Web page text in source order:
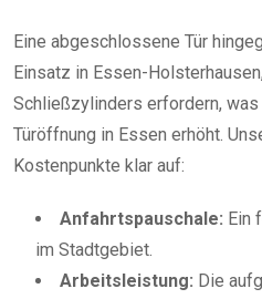
Eine abgeschlossene Tür
Einsatz in Essen-
Schließzylinders erfordern,
Türöffnung in Essen erhöht.
Kostenpunkte klar auf:
Anfahrtspauschale: Ein
im Stadtgebiet.
Arbeitsleistung: Die